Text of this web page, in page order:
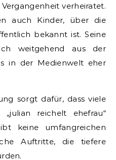
verheiratet.
auch Kinder, über die
bekannt ist. Seine
weitgehend aus der
in der Medienwelt eher
sorgt dafür, dass viele
reichelt ehefrau“
keine umfangreichen
Auftritte, die tiefere